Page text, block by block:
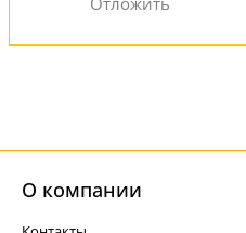
О компании